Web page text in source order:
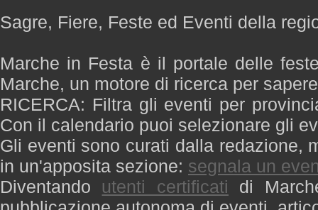
Sagre, Fiere, Feste ed Eventi della
Marche in Festa è il portale delle
Marche, un motore di ricerca per
RICERCA: Filtra gli eventi per
Con il calendario puoi selezionare gli
Gli eventi sono curati dalla redazione,
in un'apposita sezione: segnala un
Diventando utenti certificati di